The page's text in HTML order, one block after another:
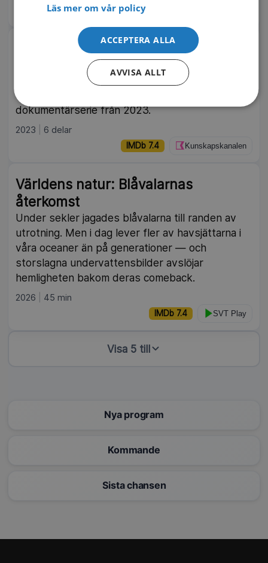
Antikens riken
Här följer vi uppgången och fallet för fem antika
civilisationer och tar del av likheter och
skillnader mellan dem. Brittisk historisk
dokumentärserie från 2023.
2023 6 delar
IMDb 7.4 Kunskapskanalen
Världens natur: Blåvalarnas
återkomst
Under sekler jagades blåvalarna till randen av
utrotning. Men i dag lever fler av havsjättarna i
våra oceaner än på generationer — och
storslagna undervattensbilder avslöjar
hemligheten bakom deras comeback.
2026 45 min
IMDb 7.4 SVT Play
Visa 5 till
Nya program
Kommande
Sista chansen
Läs mer om vår policy
ACCEPTERA ALLA
AVVISA ALLT